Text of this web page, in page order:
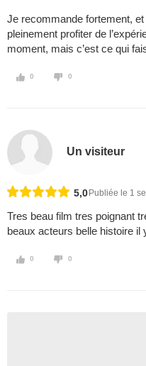
Je recommande fortement,
pleinement profiter de
moment, mais c’est ce qui
0 0
Un visiteur
5,0 Publiée le 1
Tres beau film tres poignant
beaux acteurs belle histoire il
0 0